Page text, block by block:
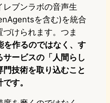
ブンラボの音声生
を含む)を統合
けられます。つま
を作るのではなく、す
ービスの「人間らし
技術を取り込むこと
す。